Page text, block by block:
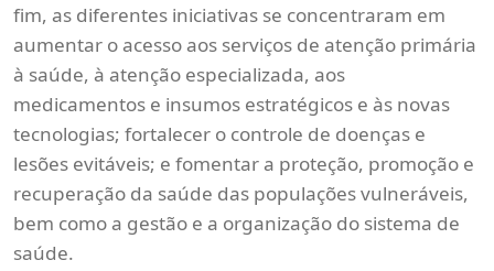
fim, as diferentes iniciativas se concentraram em
aumentar o acesso aos serviços de atenção primária
à saúde, à atenção especializada, aos
medicamentos e insumos estratégicos e às novas
tecnologias; fortalecer o controle de doenças e
lesões evitáveis; e fomentar a proteção, promoção e
recuperação da saúde das populações vulneráveis,
bem como a gestão e a organização do sistema de
saúde.